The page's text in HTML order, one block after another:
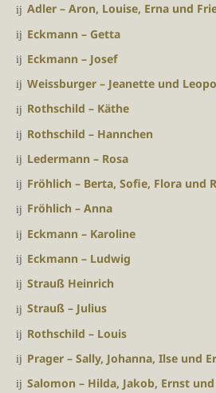
Adler – Aron, Louise, Erna und
Eckmann – Getta
Eckmann – Josef
Weissburger – Jeanette und
Rothschild – Käthe
Rothschild – Hannchen
Ledermann – Rosa
Fröhlich – Berta, Sofie, Flora und
Fröhlich – Anna
Eckmann – Karoline
Eckmann – Ludwig
Strauß Heinrich
Strauß – Julius
Rothschild – Louis
Prager – Sally, Johanna, Ilse und
Salomon – Hilda, Jakob, Ernst